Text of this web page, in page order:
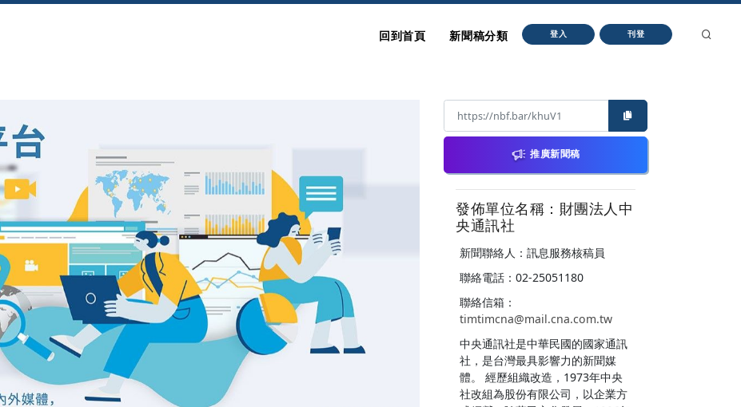
回到首頁 新聞稿分類 登入 刊登
推廣新聞稿
發佈單位名稱：財團法人中
央通訊社
新聞聯絡人：訊息服務核稿員
聯絡電話：02-25051180
聯絡信箱：
timtimcna@mail.cna.com.tw
中央通訊社是中華民國的國家通訊
社，是台灣最具影響力的新聞媒
體。 經歷組織改造，1973年中央
社改組為股份有限公司，以企業方